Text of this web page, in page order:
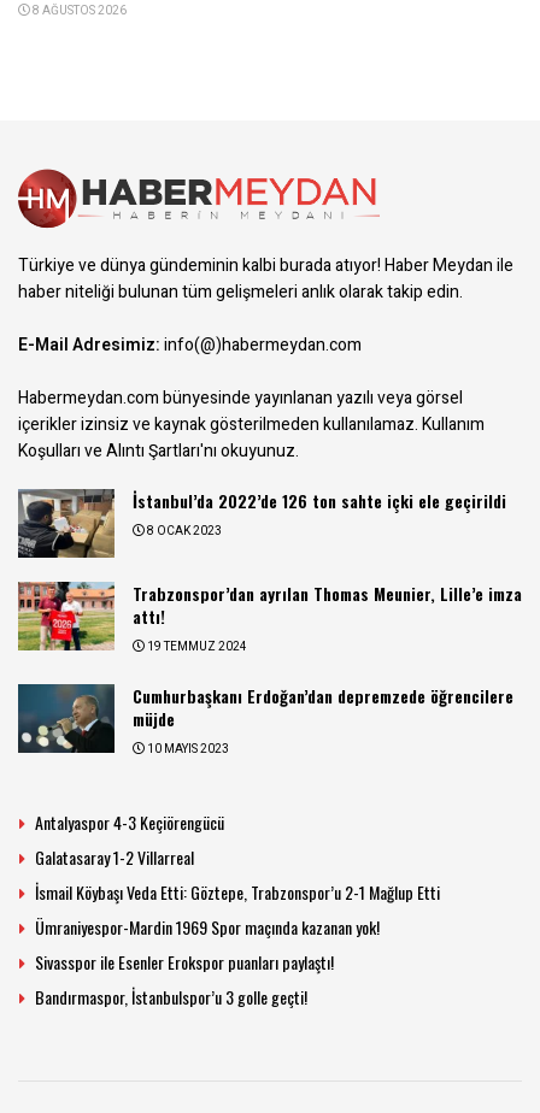
8 AĞUSTOS 2026
Türkiye ve dünya gündeminin kalbi burada atıyor! Haber Meydan ile
haber niteliği bulunan tüm gelişmeleri anlık olarak takip edin.
E-Mail Adresimiz:info(@)habermeydan.com
Habermeydan.com bünyesinde yayınlanan yazılı veya görsel
içerikler izinsiz ve kaynak gösterilmeden kullanılamaz.Kullanım
Koşulları ve Alıntı Şartları'nı okuyunuz.
İstanbul’da 2022’de 126 ton sahte içki ele geçirildi
8 OCAK 2023
Trabzonspor’dan ayrılan Thomas Meunier, Lille’e imza
attı!
19 TEMMUZ 2024
Cumhurbaşkanı Erdoğan’dan depremzede öğrencilere
müjde
10 MAYIS 2023
Antalyaspor 4-3 Keçiörengücü
Galatasaray 1-2 Villarreal
İsmail Köybaşı Veda Etti: Göztepe, Trabzonspor’u 2-1 Mağlup Etti
Ümraniyespor-Mardin 1969 Spor maçında kazanan yok!
Sivasspor ile Esenler Erokspor puanları paylaştı!
Bandırmaspor, İstanbulspor’u 3 golle geçti!